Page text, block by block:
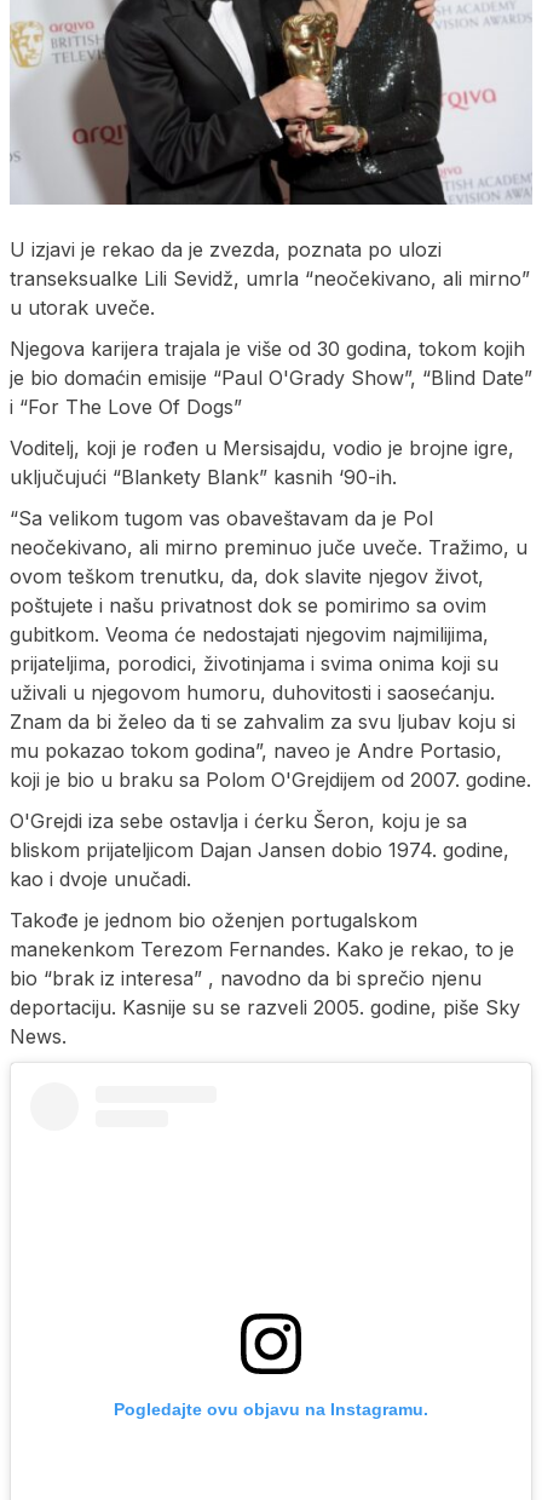
U izjavi je rekao da je zvezda, poznata po ulozi
transeksualke Lili Sevidž, umrla “neočekivano, ali mirno”
u utorak uveče.
Njegova karijera trajala je više od 30 godina, tokom kojih
je bio domaćin emisije “Paul O'Grady Show”, “Blind Date”
i “For The Love Of Dogs”
Voditelj, koji je rođen u Mersisajdu, vodio je brojne igre,
uključujući “Blankety Blank” kasnih ‘90-ih.
“Sa velikom tugom vas obaveštavam da je Pol
neočekivano, ali mirno preminuo juče uveče. Tražimo, u
ovom teškom trenutku, da, dok slavite njegov život,
poštujete i našu privatnost dok se pomirimo sa ovim
gubitkom. Veoma će nedostajati njegovim najmilijima,
prijateljima, porodici, životinjama i svima onima koji su
uživali u njegovom humoru, duhovitosti i saosećanju.
Znam da bi želeo da ti se zahvalim za svu ljubav koju si
mu pokazao tokom godina”, naveo je Andre Portasio,
koji je bio u braku sa Polom O'Grejdijem od 2007. godine.
O'Grejdi iza sebe ostavlja i ćerku Šeron, koju je sa
bliskom prijateljicom Dajan Jansen dobio 1974. godine,
kao i dvoje unučadi.
Takođe je jednom bio oženjen portugalskom
manekenkom Terezom Fernandes. Kako je rekao, to je
bio “brak iz interesa” , navodno da bi sprečio njenu
deportaciju. Kasnije su se razveli 2005. godine, piše Sky
News.
Pogledajte ovu objavu na Instagramu.